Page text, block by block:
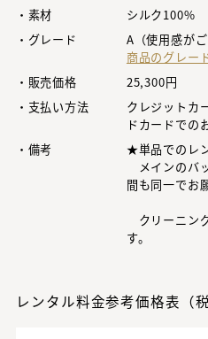
・素材
シルク100%
・グレード
A（使用感が
商品のグレー
・販売価格
25,300円
・支払い方法
クレジットカ
ドカードでの
・備考
★単品でのレ
メインのバ
間も同一でお
クリーニン
す。
レンタル料金参考価格表（税